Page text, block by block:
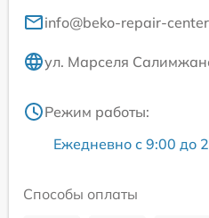
info@beko-repair-
ул. Марселя
Режим работы:
Ежедневно с 9:00 до
Способы оплаты